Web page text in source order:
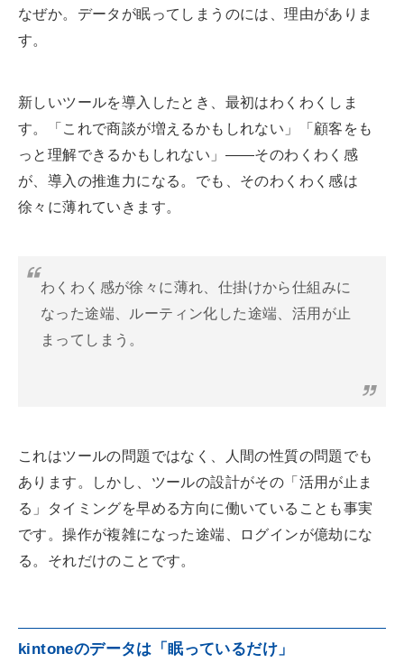
なぜか。データが眠ってしまうのには、理由がありま
す。
新しいツールを導入したとき、最初はわくわくしま
す。「これで商談が増えるかもしれない」「顧客をも
っと理解できるかもしれない」——そのわくわく感
が、導入の推進力になる。でも、そのわくわく感は
徐々に薄れていきます。
わくわく感が徐々に薄れ、仕掛けから仕組みに
なった途端、ルーティン化した途端、活用が止
まってしまう。
これはツールの問題ではなく、人間の性質の問題でも
あります。しかし、ツールの設計がその「活用が止ま
る」タイミングを早める方向に働いていることも事実
です。操作が複雑になった途端、ログインが億劫にな
る。それだけのことです。
kintoneのデータは「眠っているだけ」